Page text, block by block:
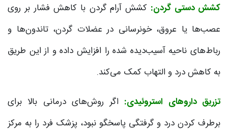
کشش دستی گردن: کشش آرام گردن با کاهش فشار بر روی
عصب‌ها یا عروق، خونرسانی در عضلات گردن، تاندون‌ها و
رباط‌های ناحیه آسیب‌دیده شده را افزایش داده و از این طریق
به کاهش درد و التهاب کمک می‌کند.
تزریق داروهای استروئیدی: اگر روش‌های درمانی بالا برای
برطرف کردن درد و گرفتگی پاسخگو نبود­، پزشک فرد را به مرکز